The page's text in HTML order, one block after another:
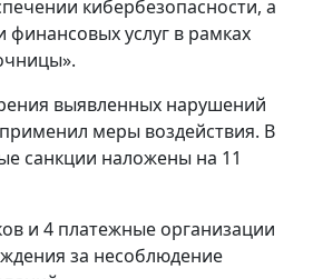
кибербезопасности, а
финансовых услуг в рамках
выявленных нарушений
меры воздействия. В
санкции наложены на 11
и 4 платежные организации
за несоблюдение